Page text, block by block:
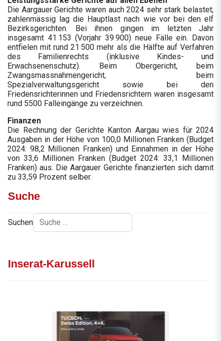
Die Aargauer Gerichte waren auch 2024 sehr stark belastet;
zahlenmässig lag die Hauptlast nach wie vor bei den elf
Bezirksgerichten. Bei ihnen gingen im letzten Jahr
insgesamt 41 153 (Vorjahr 39 900) neue Fälle ein. Davon
entfielen mit rund 21 500 mehr als die Hälfte auf Verfahren
des Familienrechts (inklusive Kindes- und
Erwachsenenschutz). Beim Obergericht, beim
Zwangsmassnahmengericht, beim
Spezialverwaltungsgericht sowie bei den
Friedensrichterinnen und Friedensrichtern waren insgesamt
rund 5500 Falleingänge zu verzeichnen.
Finanzen
Die Rechnung der Gerichte Kanton Aargau wies für 2024
Ausgaben in der Höhe von 100,0 Millionen Franken (Budget
2024: 98,2 Millionen Franken) und Einnahmen in der Höhe
von 33,6 Millionen Franken (Budget 2024: 33,1 Millionen
Franken) aus. Die Aargauer Gerichte finanzierten sich damit
zu 33,59 Prozent selber.
Suche
Suchen
Inserat-Karussell